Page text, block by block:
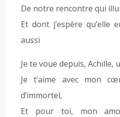
De notre rencontre qui
Et dont j’espère qu’elle
aussi
Je te voue depuis, Achille,
Je t’aime avec mon
d’immortel,
Et pour toi, mon